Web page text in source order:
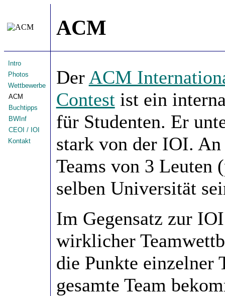
ACM
Intro
Photos
Wettbewerbe
ACM
Buchtipps
BWInf
CEOI / IOI
Kontakt
Der ACM
Contestist ein
für Studenten. Er
stark von der IOI. An
Teams von 3 Leuten
selben Universität
Im Gegensatz zur
wirklicher
die Punkte einzelner
gesamte Team